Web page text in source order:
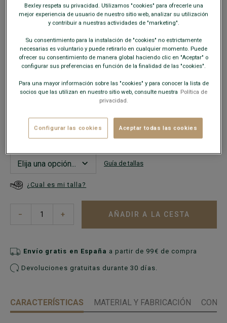
BARRY
Corte estándar - Sarga de algodón y elastano
24,00 € OUTLET
COLORES DISPONIBLES
Este modelo talla pequeño; elija una talla más de su talla
habitual.
Guía de tallas
¿Cual es mi talla?
− + AÑADIR A LA CESTA
Envío gratis en España a partir de 99€ de compra
Devoluciones gratuitas durante 30 días.
CARACTERÍSTICAS MATERIAL Y FABRICACIÓN
Bexley respeta su privacidad. Utilizamos "cookies" para ofrecerle una
mejor experiencia de usuario de nuestro sitio web, analizar su utilización
y contribuir a nuestras actividades de "marketing".
Su consentimiento para la instalación de "cookies" no estrictamente
necesarias es voluntario y puede retirarlo en cualquier momento. Puede
ofrecer su consentimiento de manera global haciendo clic en "Aceptar" o
configurar sus preferencias en función de la finalidad de las "cookies".
Para una mayor información sobre las "cookies" y para conocer la lista de
socios que las utilizan en nuestro sitio web, consulte nuestra Política de
privacidad.
Configurar las cookies Aceptar todas las cookies